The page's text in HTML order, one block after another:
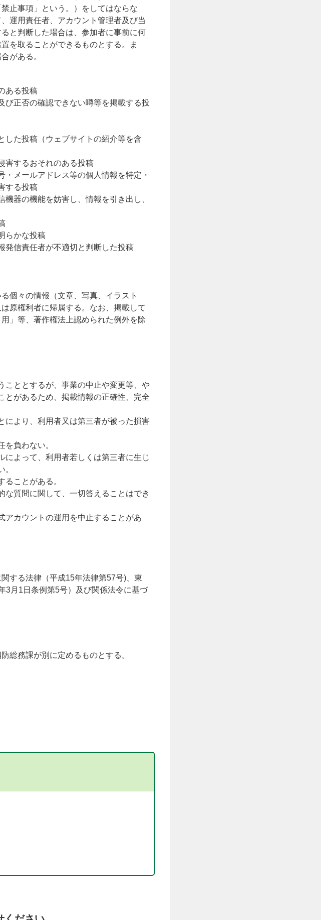
止事項」という。）をしてはならな
運用責任者、アカウント管理者及び当
と判断した場合は、参加者に事前に何
を取ることができるものとする。ま
がある。
ある投稿
び正否の確認できない噂等を掲載する投
した投稿（ウェブサイトの紹介等を含
害するおそれのある投稿
メールアドレス等の個人情報を特定・
する投稿
器の機能を妨害し、情報を引き出し、
らかな投稿
発信責任者が不適切と判断した投稿
個々の情報（文章、写真、イラスト
原権利者に帰属する。なお、掲載して
」等、著作権法上認められた例外を除
こととするが、事業の中止や変更等、や
とがあるため、掲載情報の正確性、完全
により、利用者又は第三者が被った損害
負わない。
によって、利用者若しくは第三者に生じ
。
ことがある。
質問に関して、一切答えることはでき
アカウントの運用を中止することがあ
する法律（平成15年法律第57号)、東
3月1日条例第5号）及び関係法令に基づ
総務課が別に定めるものとする。